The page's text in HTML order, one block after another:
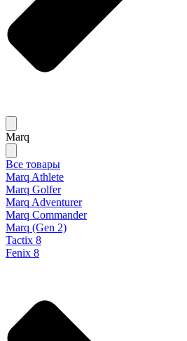
Marq
Все товары
Marq Athlete
Marq Golfer
Marq Adventurer
Marq Commander
Marq (Gen 2)
Tactix 8
Fenix 8